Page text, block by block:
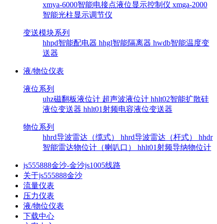
xmya-6000智能电接点液位显示控制仪 xmga-2000
智能光柱显示调节仪
变送模块系列
hhpd智能配电器 hhgl智能隔离器 hwdb智能温度变
送器
液/物位仪表
液位系列
uhz磁翻板液位计 超声波液位计 hhlt02智能扩散硅
液位变送器 hhlt01射频电容液位变送器
物位系列
hhrd导波雷达（缆式） hhrd导波雷达（杆式） hhdr
智能雷达物位计（喇叭口） hhlt01射频导纳物位计
js555888金沙-金沙js1005线路
关于js555888金沙
流量仪表
压力仪表
液/物位仪表
下载中心